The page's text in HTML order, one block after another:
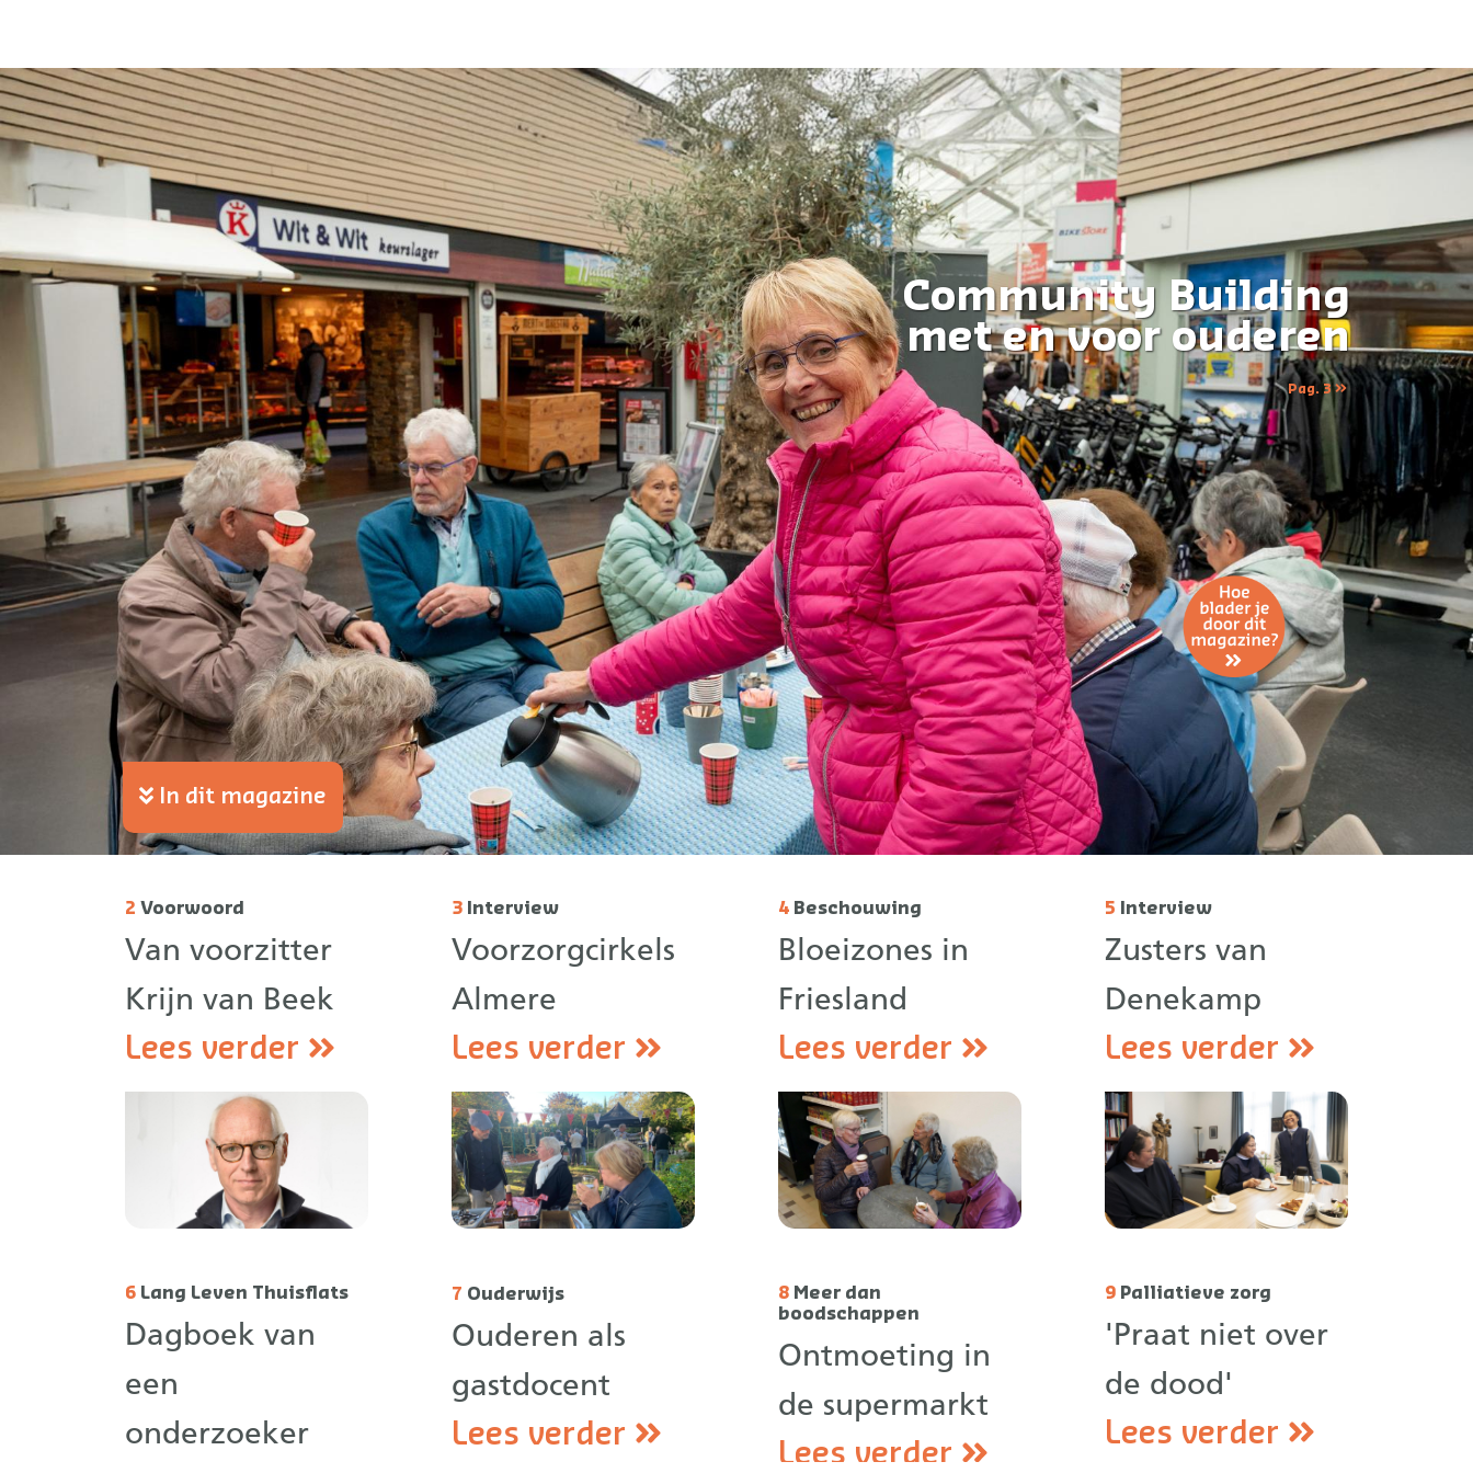
Community Building
met en voor ouderen
Pag. 3
In dit magazine
2 Voorwoord
Van voorzitter
Krijn van Beek
Lees verder
3 Interview
Voorzorgcirkels
Almere
Lees verder
4 Beschouwing
Bloeizones in
Friesland
Lees verder
5 Interview
Zusters van
Denekamp
Lees verder
6 Lang Leven Thuisflats
Dagboek van
een
onderzoeker
7 Ouderwijs
Ouderen als
gastdocent
Lees verder
8 Meer dan
boodschappen
Ontmoeting in
de supermarkt
Lees verder
9 Palliatieve zorg
'Praat niet over
de dood'
Lees verder